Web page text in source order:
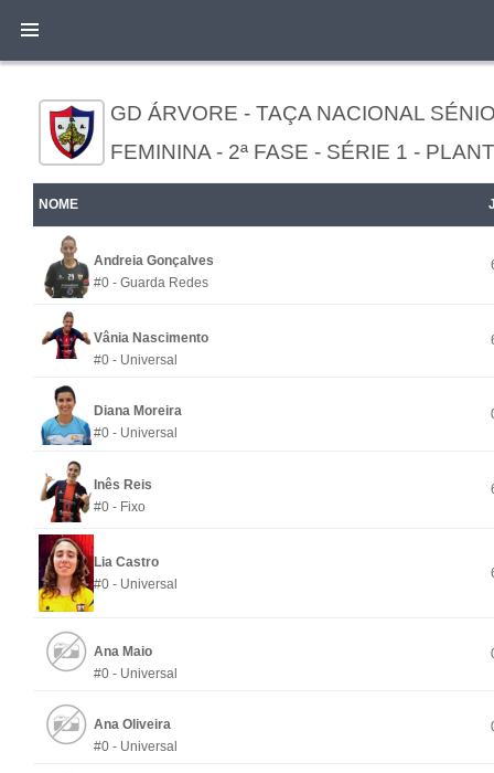
GD ÁRVORE - TAÇA NACIONAL
FEMININA - 2ª FASE - SÉRIE 1 -
NOME
Andreia Gonçalves
#0 - Guarda Redes
Vânia Nascimento
#0 - Universal
Diana Moreira
#0 - Universal
Inês Reis
#0 - Fixo
Lia Castro
#0 - Universal
Ana Maio
#0 - Universal
Ana Oliveira
#0 - Universal